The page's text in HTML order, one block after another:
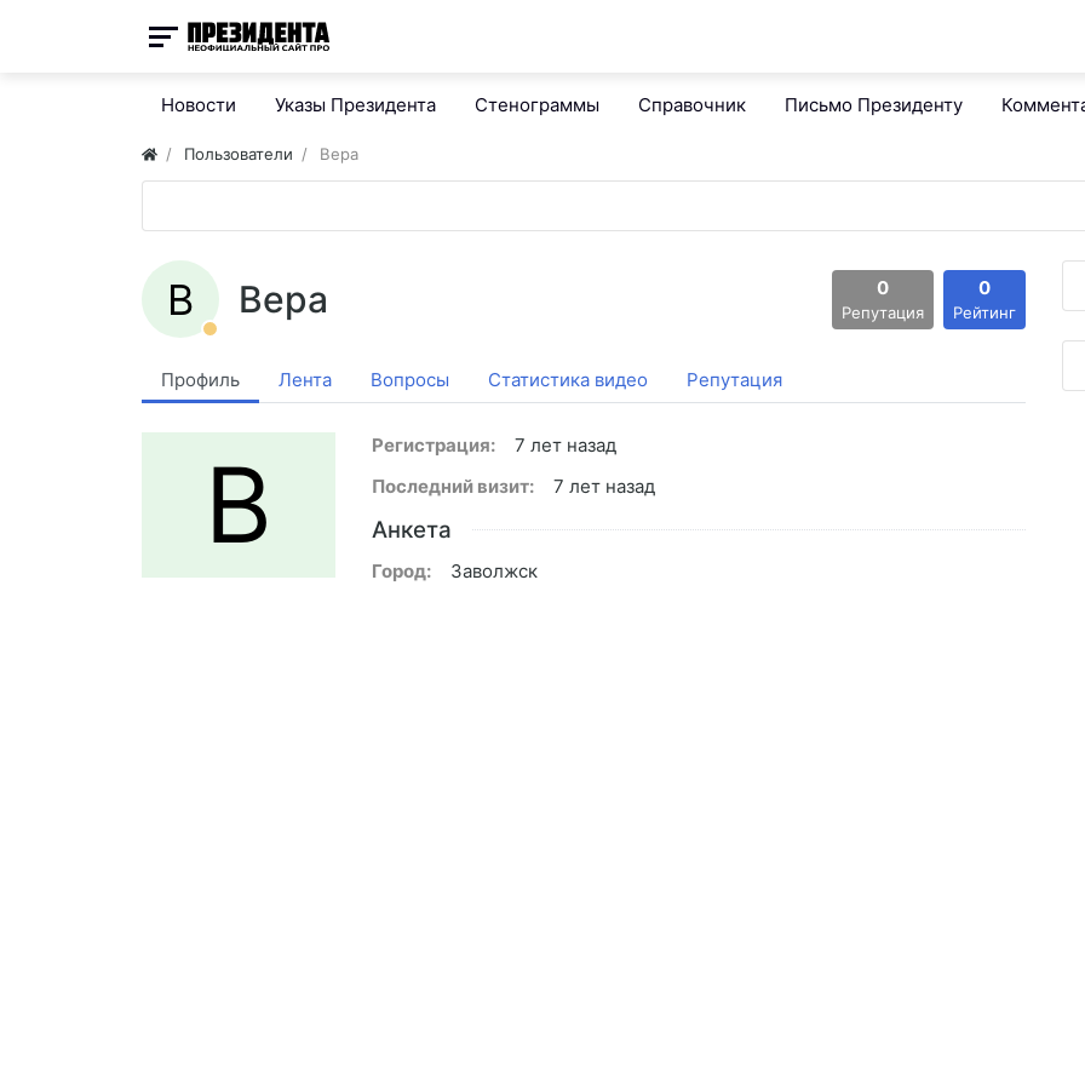
Новости Указы Президента Стенограммы Справочник Письмо Президенту
Пользователи Вера
В Вера 0
Репутация
0
Рейтинг
Профиль Лента Вопросы Статистика видео Репутация
В Регистрация:
7 лет назад
Последний визит:
7 лет назад
Анкета
Город: Заволжск